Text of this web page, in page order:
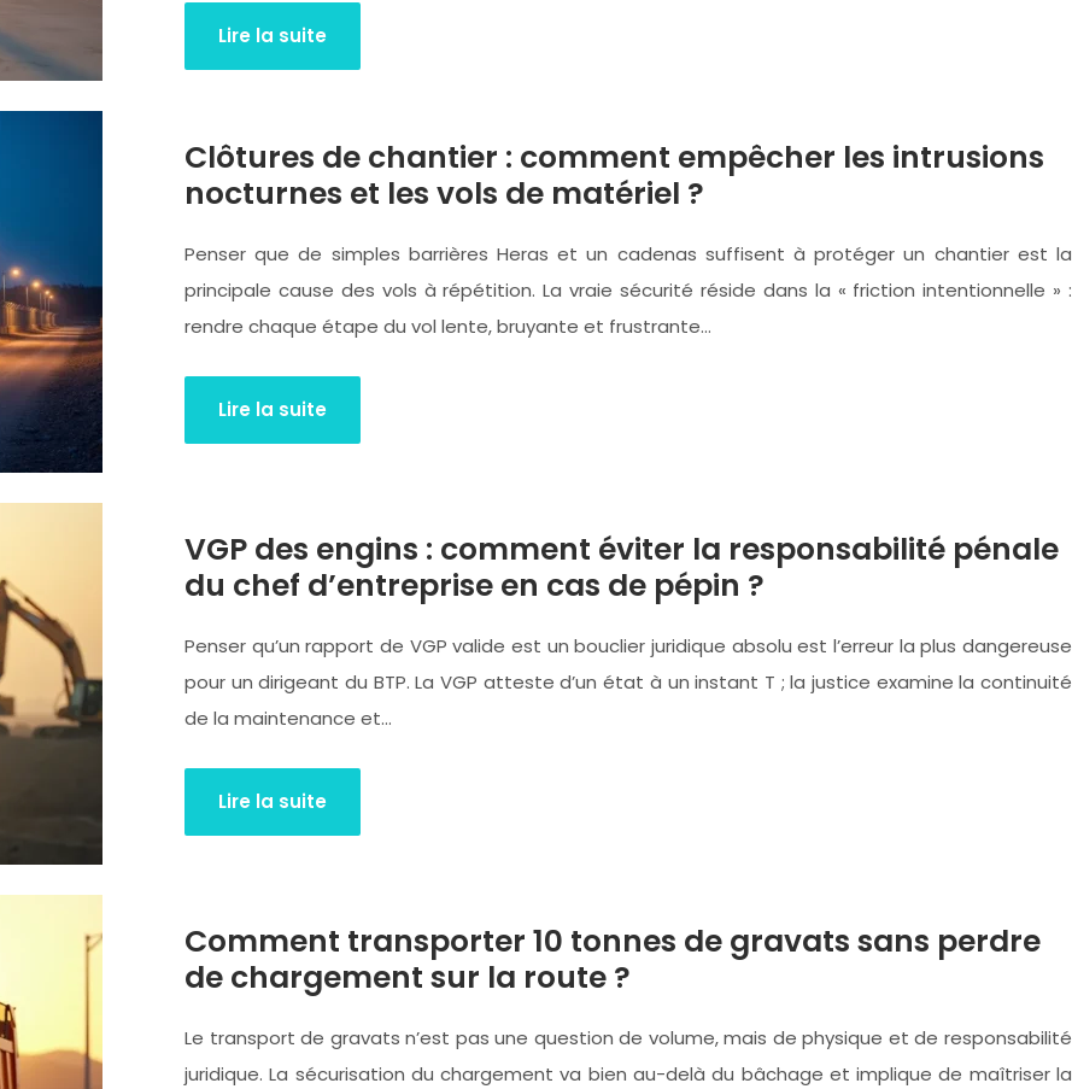
Lire la suite
Clôtures de chantier : comment empêcher les intrusions
nocturnes et les vols de matériel ?
Penser que de simples barrières Heras et un cadenas suffisent à protéger un chantier est la
principale cause des vols à répétition. La vraie sécurité réside dans la « friction intentionnelle » :
rendre chaque étape du vol lente, bruyante et frustrante…
Lire la suite
VGP des engins : comment éviter la responsabilité pénale
du chef d’entreprise en cas de pépin ?
Penser qu’un rapport de VGP valide est un bouclier juridique absolu est l’erreur la plus dangereuse
pour un dirigeant du BTP. La VGP atteste d’un état à un instant T ; la justice examine la continuité
de la maintenance et…
Lire la suite
Comment transporter 10 tonnes de gravats sans perdre
de chargement sur la route ?
Le transport de gravats n’est pas une question de volume, mais de physique et de responsabilité
juridique. La sécurisation du chargement va bien au-delà du bâchage et implique de maîtriser la